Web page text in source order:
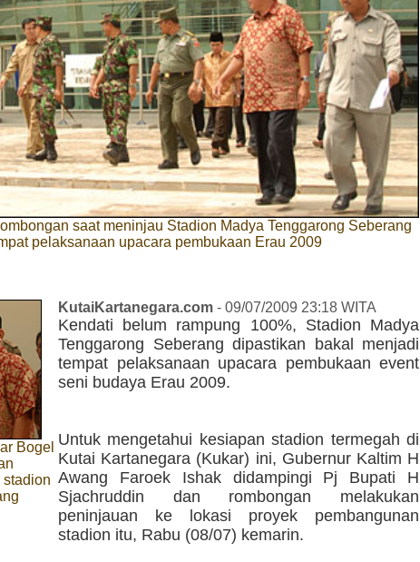
saat meninjau Stadion Madya Tenggarong Seberang
pelaksanaan upacara pembukaan Erau 2009
Bogel
KutaiKartanegara.com - 09/07/2009 23:18 WITA
Kendati belum rampung 100%, Stadion Madya
Tenggarong Seberang dipastikan bakal menjadi
tempat pelaksanaan upacara pembukaan event
seni budaya Erau 2009.
Untuk mengetahui kesiapan stadion termegah di
Kutai Kartanegara (Kukar) ini, Gubernur Kaltim H
Awang Faroek Ishak didampingi Pj Bupati H
Sjachruddin dan rombongan melakukan
peninjauan ke lokasi proyek pembangunan
stadion itu, Rabu (08/07) kemarin.